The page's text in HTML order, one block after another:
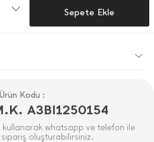
Sepete Ekle
Ürün Kodu :
A3BI1250154
kullanarak whatsapp ve telefon ile
oluşturabilirsiniz.